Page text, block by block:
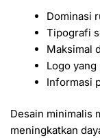
Dominasi
Tipografi
Maksimal
Logo
Informasi
Desain minimalis
meningkatkan